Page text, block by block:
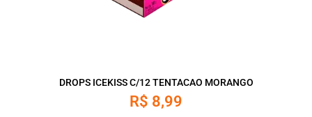
DROPS ICEKISS C/12 TENTACAO MORANGO
R$ 8,99